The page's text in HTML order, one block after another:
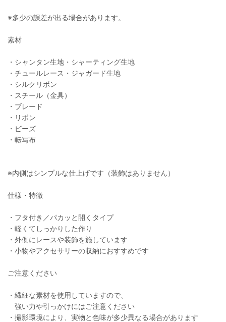
※多少の誤差が出る場合があります。
素材
・シャンタン生地・シャーティング生地
・チュールレース・ジャガード生地
・シルクリボン
・スチール（金具）
・ブレード
・リボン
・ビーズ
・転写布
※内側はシンプルな仕上げです（装飾はありません）
仕様・特徴
・フタ付き／パカッと開くタイプ
・軽くてしっかりした作り
・外側にレースや装飾を施しています
・小物やアクセサリーの収納におすすめです
ご注意ください
・繊細な素材を使用していますので、
強い力や引っかけにはご注意ください
・撮影環境により、実物と色味が多少異なる場合があります